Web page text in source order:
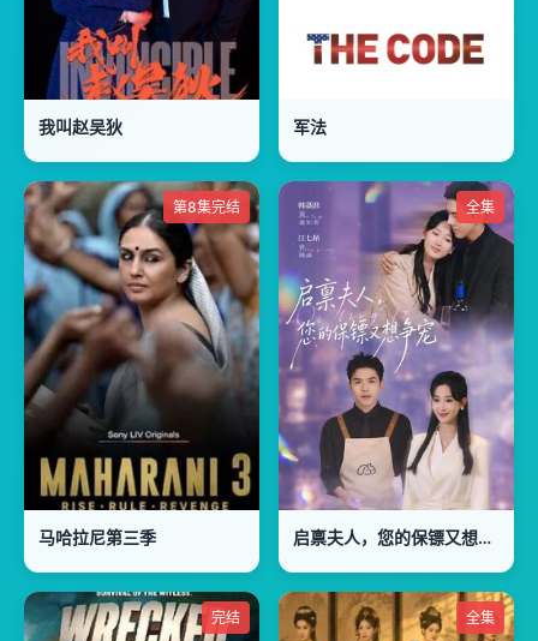
我叫赵吴狄 军法
第8集完结
马哈拉尼第三季
全集
启禀夫人，您的保镖又想争宠
完结 全集